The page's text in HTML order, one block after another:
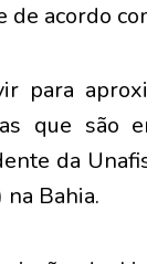
de acordo
para
que são
da
Bahia.